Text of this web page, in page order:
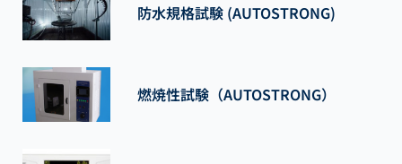
防水規格試験 (AUTOSTRONG)
燃焼性試験（AUTOSTRONG）